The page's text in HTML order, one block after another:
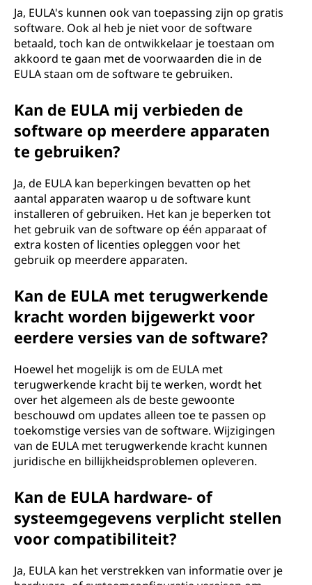
Ja, EULA's kunnen ook van toepassing zijn op gratis
software. Ook al heb je niet voor de software
betaald, toch kan de ontwikkelaar je toestaan om
akkoord te gaan met de voorwaarden die in de
EULA staan om de software te gebruiken.
Kan de EULA mij verbieden de
software op meerdere apparaten
te gebruiken?
Ja, de EULA kan beperkingen bevatten op het
aantal apparaten waarop u de software kunt
installeren of gebruiken. Het kan je beperken tot
het gebruik van de software op één apparaat of
extra kosten of licenties opleggen voor het
gebruik op meerdere apparaten.
Kan de EULA met terugwerkende
kracht worden bijgewerkt voor
eerdere versies van de software?
Hoewel het mogelijk is om de EULA met
terugwerkende kracht bij te werken, wordt het
over het algemeen als de beste gewoonte
beschouwd om updates alleen toe te passen op
toekomstige versies van de software. Wijzigingen
van de EULA met terugwerkende kracht kunnen
juridische en billijkheidsproblemen opleveren.
Kan de EULA hardware- of
systeemgegevens verplicht stellen
voor compatibiliteit?
Ja, EULA kan het verstrekken van informatie over je